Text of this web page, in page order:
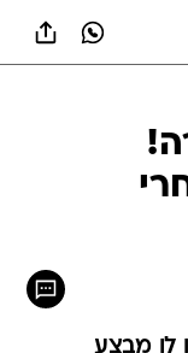
לו מבצע